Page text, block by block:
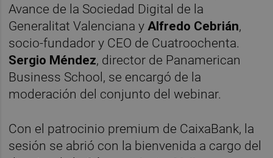
Avance de la Sociedad Digital de la
Generalitat Valenciana y Alfredo Cebrián,
socio-fundador y CEO de Cuatroochenta.
Sergio Méndez, director de Panamerican
Business School, se encargó de la
moderación del conjunto del webinar.
Con el patrocinio premium de CaixaBank, la
sesión se abrió con la bienvenida a cargo del